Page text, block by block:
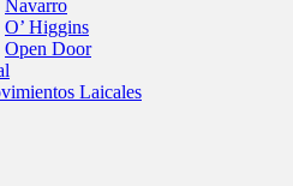
Navarro
O’ Higgins
Open Door
Laicales